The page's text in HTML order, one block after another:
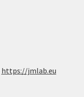
https://jmlab.eu